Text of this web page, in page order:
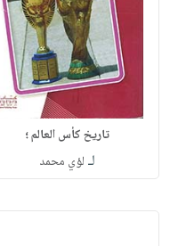
تاريخ كأس العالم ؛
لـ لؤي محمد